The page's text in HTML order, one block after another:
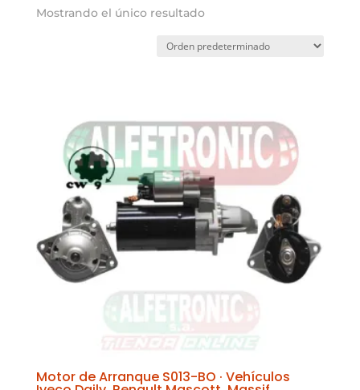
Mostrando el único resultado
Motor de Arranque S013-BO · Vehículos